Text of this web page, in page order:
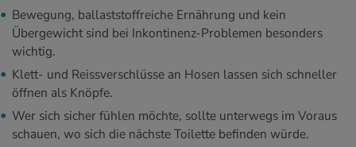
Bewegung, ballaststoffreiche Ernährung und kein
Übergewicht sind bei Inkontinenz-Problemen besonders
wichtig.
Klett- und Reissverschlüsse an Hosen lassen sich schneller
öffnen als Knöpfe.
Wer sich sicher fühlen möchte, sollte unterwegs im Voraus
schauen, wo sich die nächste Toilette befinden würde.